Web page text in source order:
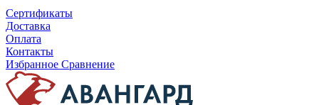
Сертификаты
Доставка
Оплата
Контакты
Избранное Сравнение